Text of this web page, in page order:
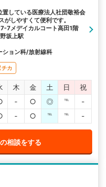
している医療法人社団敬裕会
しやすくて便利です。
7メデイカルコート高田1階
坂上駅
ション科/放射線科
カ
木 金 土 日
祝
- ○ ◎ ℡
-
- ○ ℡ ℡ -
相談をする